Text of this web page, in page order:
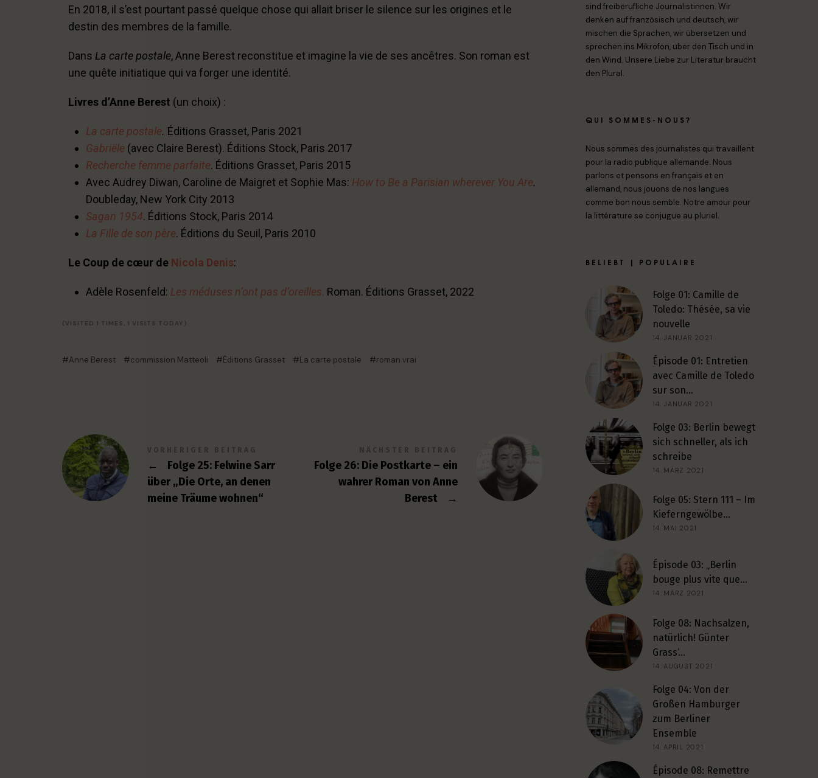
En 2018, il s’est pourtant passé quelque chose qui allait briser le silence sur les origines et le
destin des membres de la famille.
Dans La carte postale, Anne Berest reconstitue et imagine la vie de ses ancêtres. Son roman est
une quête initiatique qui va forger une identité.
Livres d’Anne Berest (un choix) :
La carte postale. Éditions Grasset, Paris 2021
Gabriële (avec Claire Berest). Éditions Stock, Paris 2017
Recherche femme parfaite. Éditions Grasset, Paris 2015
Avec Audrey Diwan, Caroline de Maigret et Sophie Mas: How to Be a Parisian wherever You Are.
Doubleday, New York City 2013
Sagan 1954. Éditions Stock, Paris 2014
La Fille de son père. Éditions du Seuil, Paris 2010
Le Coup de cœur de Nicola Denis:
Adèle Rosenfeld: Les méduses n‘ont pas d’oreilles. Roman. Éditions Grasset, 2022
(VISITED 1 TIMES, 1 VISITS TODAY)
Anne Berest commission Matteoli Éditions Grasset La carte postale roman vrai
VORHERIGER BEITRAG
←
Folge 25: Felwine Sarr
über „Die Orte, an denen
meine Träume wohnen“
NÄCHSTER BEITRAG
Folge 26: Die Postkarte – ein
wahrer Roman von Anne
Berest
→
sind freiberufliche Journalistinnen. Wir
denken auf französisch und deutsch, wir
mischen die Sprachen, wir übersetzen und
sprechen ins Mikrofon, über den Tisch und in
den Wind. Unsere Liebe zur Literatur braucht
den Plural.
QUI SOMMES-NOUS?
Nous sommes des journalistes qui travaillent
pour la radio publique allemande. Nous
parlons et pensons en français et en
allemand, nous jouons de nos langues
comme bon nous semble. Notre amour pour
la littérature se conjugue au pluriel.
BELIEBT | POPULAIRE
Folge 01: Camille de
Toledo: Thésée, sa vie
nouvelle
14. JANUAR 2021
Épisode 01: Entretien
avec Camille de Toledo
sur son…
14. JANUAR 2021
Folge 03: Berlin bewegt
sich schneller, als ich
schreibe
14. MÄRZ 2021
Folge 05: Stern 111 – Im
Kieferngewölbe…
14. MAI 2021
Épisode 03: „Berlin
bouge plus vite que…
14. MÄRZ 2021
Folge 08: Nachsalzen,
natürlich! Günter
Grass‘…
14. AUGUST 2021
Folge 04: Von der
Großen Hamburger
zum Berliner
Ensemble
14. APRIL 2021
Épisode 08: Remettre